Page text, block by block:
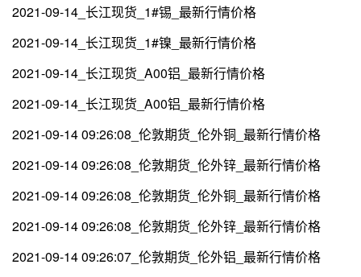
2021-09-14_长江现货_1#锡_最新行情价格
2021-09-14_长江现货_1#镍_最新行情价格
2021-09-14_长江现货_A00铝_最新行情价格
2021-09-14_长江现货_A00铝_最新行情价格
2021-09-14 09:26:08_伦敦期货_伦外铜_最新行情价格
2021-09-14 09:26:08_伦敦期货_伦外锌_最新行情价格
2021-09-14 09:26:08_伦敦期货_伦外铜_最新行情价格
2021-09-14 09:26:08_伦敦期货_伦外锌_最新行情价格
2021-09-14 09:26:07_伦敦期货_伦外铝_最新行情价格